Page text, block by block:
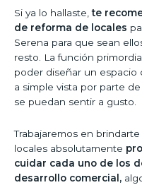
Si ya lo hallaste,te
de reforma de locales
Serena para que sean
resto. La función
poder diseñar un
a simple vista por parte
se puedan sentir a gusto.
Trabajaremos en
locales absolutamente
cuidar cada uno de los
desarrollo comercial,